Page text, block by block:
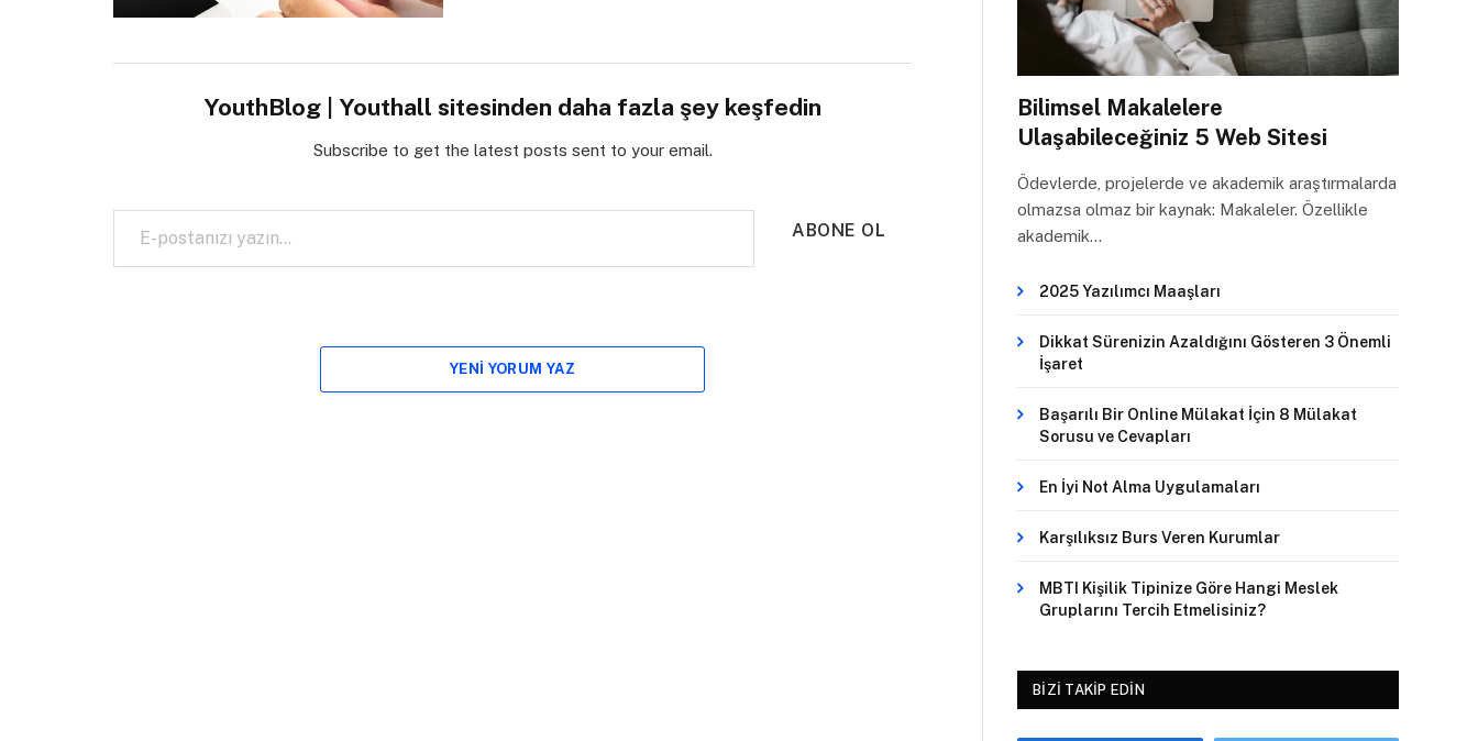
YouthBlog | Youthall sitesinden daha fazla şey keşfedin
Subscribe to get the latest posts sent to your email.
E-postanızı yazın…
ABONE OL
YENI YORUM YAZ
Bilimsel Makalelere
Ulaşabileceğiniz 5 Web Sitesi
Ödevlerde, projelerde ve akademik araştırmalarda
olmazsa olmaz bir kaynak: Makaleler. Özellikle
akademik…
2025 Yazılımcı Maaşları
Dikkat Sürenizin Azaldığını Gösteren 3 Önemli
İşaret
Başarılı Bir Online Mülakat İçin 8 Mülakat
Sorusu ve Cevapları
En İyi Not Alma Uygulamaları
Karşılıksız Burs Veren Kurumlar
MBTI Kişilik Tipinize Göre Hangi Meslek
Gruplarını Tercih Etmelisiniz?
BIZI TAKIP EDIN